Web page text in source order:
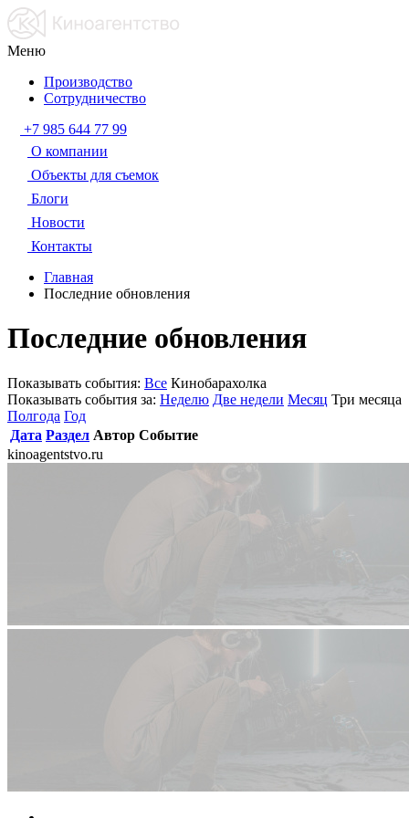
Меню
Производство
Сотрудничество
+7 985 644 77 99
О компании
Объекты для съемок
Блоги
Новости
Контакты
Главная
Последние обновления
Последние обновления
Показывать события: Все Кинобарахолка
Показывать события за: Неделю Две недели Месяц Три месяца
Полгода Год
Дата Раздел Автор Событие
kinoagentstvo.ru